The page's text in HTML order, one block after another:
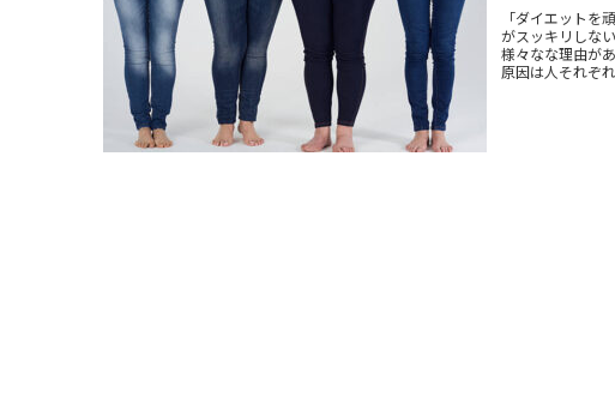
「ダイエット
がスッキリしな
様々なな理由が
原因は人それぞ